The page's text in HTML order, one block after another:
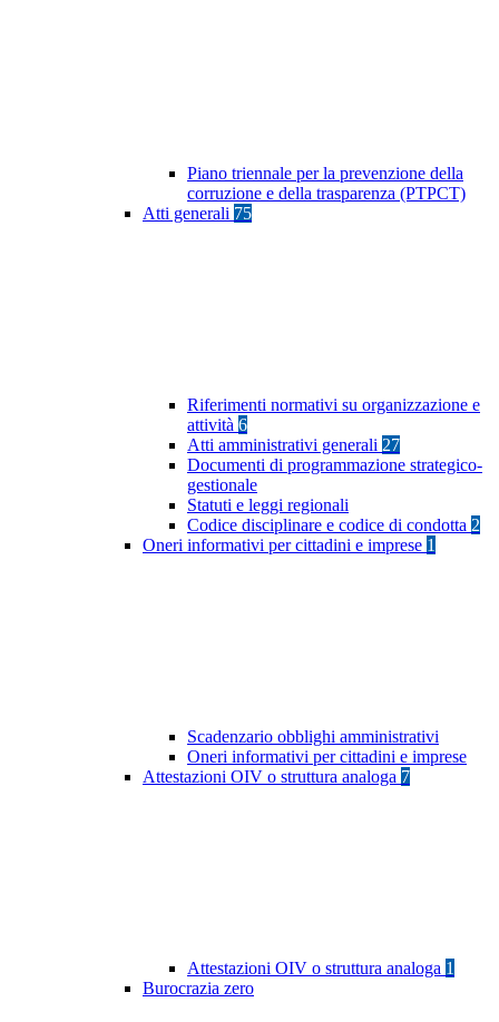
Piano triennale per la prevenzione della
corruzione e della trasparenza (PTPCT)
Atti generali 75
Riferimenti normativi su organizzazione e
attività 6
Atti amministrativi generali 27
Documenti di programmazione strategico-
gestionale
Statuti e leggi regionali
Codice disciplinare e codice di condotta 2
Oneri informativi per cittadini e imprese 1
Scadenzario obblighi amministrativi
Oneri informativi per cittadini e imprese
Attestazioni OIV o struttura analoga 7
Attestazioni OIV o struttura analoga 1
Burocrazia zero